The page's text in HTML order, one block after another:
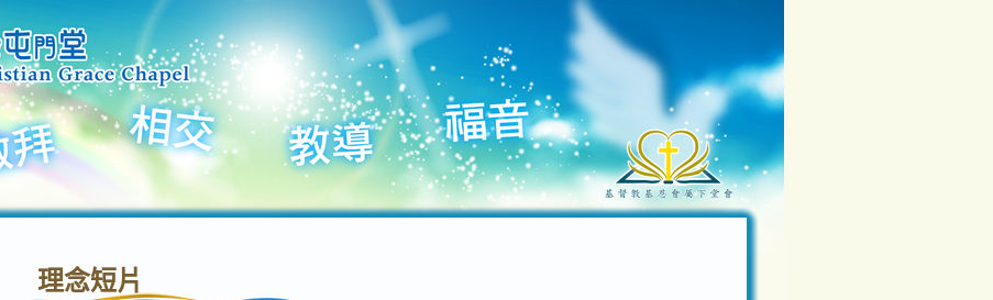
理念短片